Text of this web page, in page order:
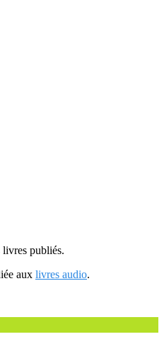
livres publiés.
aux livres audio.